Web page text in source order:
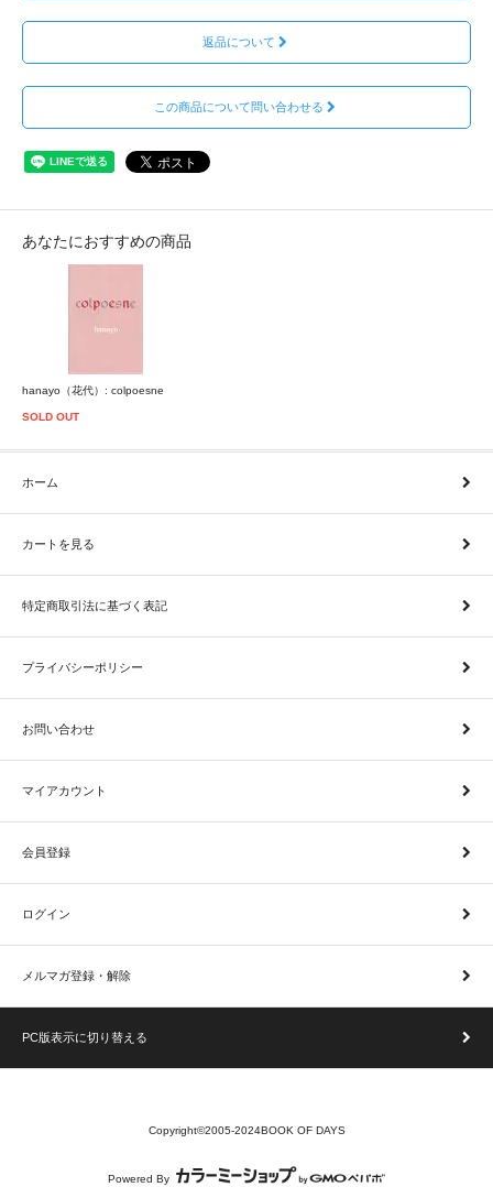
返品について
この商品について問い合わせる
あなたにおすすめの商品
hanayo（花代）: colpoesne
SOLD OUT
ホーム
カートを見る
特定商取引法に基づく表記
プライバシーポリシー
お問い合わせ
マイアカウント
会員登録
ログイン
メルマガ登録・解除
PC版表示に切り替える
Copyright©2005-2024BOOK OF DAYS
Powered By